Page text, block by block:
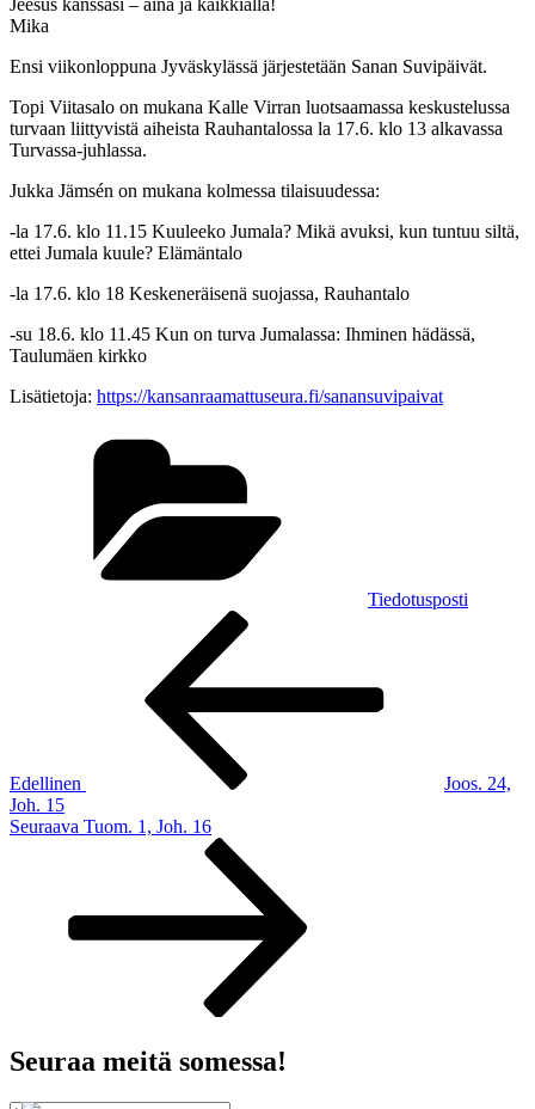
Mika
Ensi viikonloppuna Jyväskylässä järjestetään Sanan Suvipäivät.
Topi Viitasalo on mukana Kalle Virran luotsaamassa keskustelussa
turvaan liittyvistä aiheista Rauhantalossa la 17.6. klo 13 alkavassa
Turvassa-juhlassa.
Jukka Jämsén on mukana kolmessa tilaisuudessa:
-la 17.6. klo 11.15 Kuuleeko Jumala? Mikä avuksi, kun tuntuu siltä,
ettei Jumala kuule? Elämäntalo
-la 17.6. klo 18 Keskeneräisenä suojassa, Rauhantalo
-su 18.6. klo 11.45 Kun on turva Jumalassa: Ihminen hädässä,
Taulumäen kirkko
Lisätietoja: https://kansanraamattuseura.fi/sanansuvipaivat
Tiedotusposti
Edellinen
Joos. 24,
Joh. 15
Seuraava
Seuraava Tuom. 1, Joh. 16
Seuraa meitä somessa!